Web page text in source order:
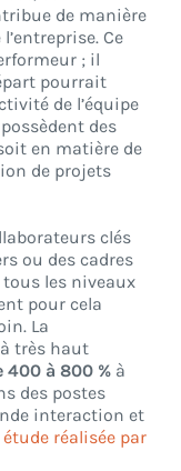
de manière
Ce
; il
pourrait
de l’équipe
des
en matière de
de projets
clés
ou des cadres
les niveaux
pour cela
La
très haut
400 à 800 % à
des postes
interaction et
réalisée par